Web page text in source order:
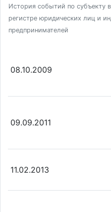
История событий по субъекту
регистре юридических лиц и
предпринимателей
08.10.2009
09.09.2011
11.02.2013